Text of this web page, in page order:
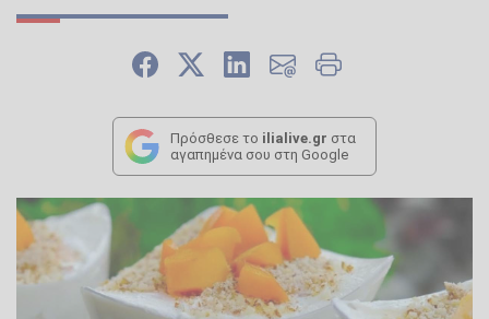
Πρόσθεσε το ilialive.gr στα
αγαπημένα σου στη Google